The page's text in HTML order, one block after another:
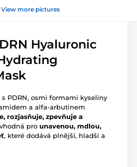
View more pictures
Hyaluronic
PDRN, osmi formami kyseliny
a alfa-arbutinem
rozjasňuje, zpevňuje a
pro unavenou, mdlou,
, které dodává plnější, hladší a